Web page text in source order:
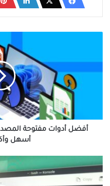
أفضل أدوات مفتوحة
أسهل
حقائق
مدهشة